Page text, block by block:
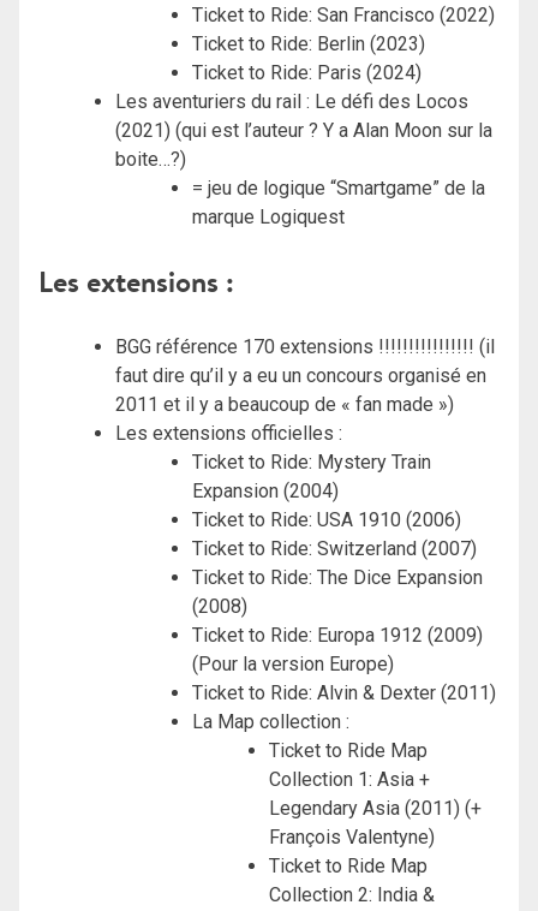
Ticket to Ride: San Francisco (2022)
Ticket to Ride: Berlin (2023)
Ticket to Ride: Paris (2024)
Les aventuriers du rail : Le défi des Locos
(2021) (qui est l’auteur ? Y a Alan Moon sur la
boite…?)
= jeu de logique “Smartgame” de la
marque Logiquest
Les extensions :
BGG référence 170 extensions !!!!!!!!!!!!!!!! (il
faut dire qu’il y a eu un concours organisé en
2011 et il y a beaucoup de « fan made »)
Les extensions officielles :
Ticket to Ride: Mystery Train
Expansion (2004)
Ticket to Ride: USA 1910 (2006)
Ticket to Ride: Switzerland (2007)
Ticket to Ride: The Dice Expansion
(2008)
Ticket to Ride: Europa 1912 (2009)
(Pour la version Europe)
Ticket to Ride: Alvin & Dexter (2011)
La Map collection :
Ticket to Ride Map
Collection 1: Asia +
Legendary Asia (2011) (+
François Valentyne)
Ticket to Ride Map
Collection 2: India &